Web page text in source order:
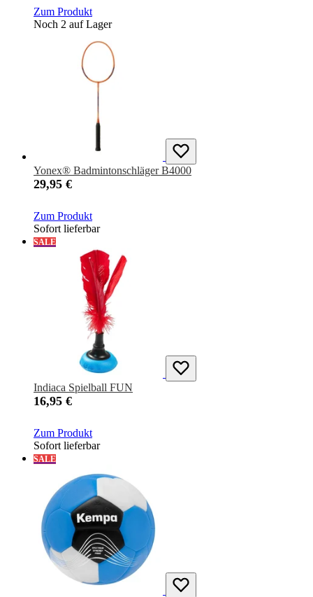
Zum Produkt
Noch 2 auf Lager
Yonex® Badmintonschläger B4000
29,95 €
Zum Produkt
Sofort lieferbar
SALE
Indiaca Spielball FUN
16,95 €
Zum Produkt
Sofort lieferbar
SALE